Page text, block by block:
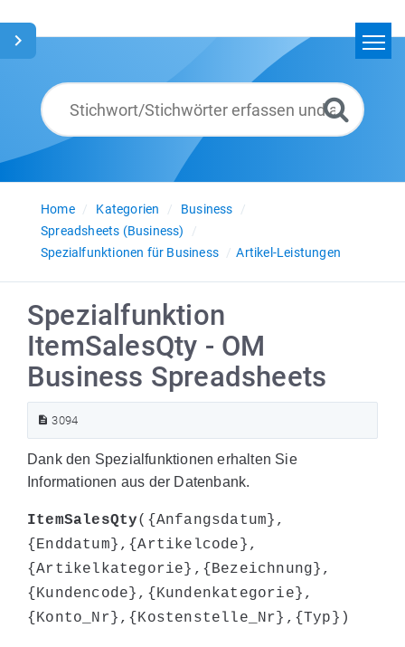
Glossar
Deutsch
Home
Kategorien
Business
Spreadsheets (Business)
Spezialfunktionen für Business
Artikel-Leistungen
Spezialfunktion
ItemSalesQty - OM
Business Spreadsheets
3094
Dank den Spezialfunktionen erhalten Sie
Informationen aus der Datenbank.
ItemSalesQty({Anfangsdatum},
{Enddatum},{Artikelcode},
{Artikelkategorie},{Bezeichnung},
{Kundencode},{Kundenkategorie},
{Konto_Nr},{Kostenstelle_Nr},{Typ})